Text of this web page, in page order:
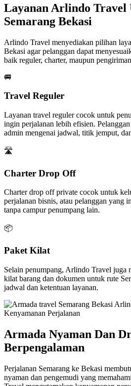
Layanan Arlindo Travel
Semarang Bekasi
Arlindo Travel menyediakan pilihan
Bekasi agar pelanggan dapat
baik reguler, charter, maupun
🚐
Travel Reguler
Layanan travel reguler cocok untuk
ingin perjalanan lebih efisien.
admin mengenai jadwal, titik jemput,
🛣️
Charter Drop Off
Charter drop off private cocok untuk
perjalanan bisnis, atau pelanggan yang
tanpa campur penumpang lain.
📦
Paket Kilat
Selain penumpang, Arlindo Travel juga
kilat barang dan dokumen untuk rute
jadwal dan ketentuan layanan.
Kenyamanan Perjalanan
Armada Nyaman Dan
Berpengalaman
Perjalanan Semarang ke Bekasi
nyaman dan pengemudi yang